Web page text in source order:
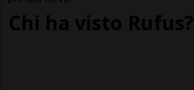
Chi ha visto Rufus?